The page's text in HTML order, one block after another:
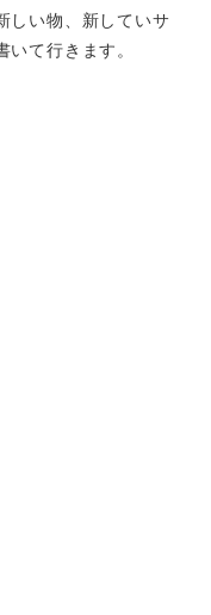
い物、 新していサ
て行きます。